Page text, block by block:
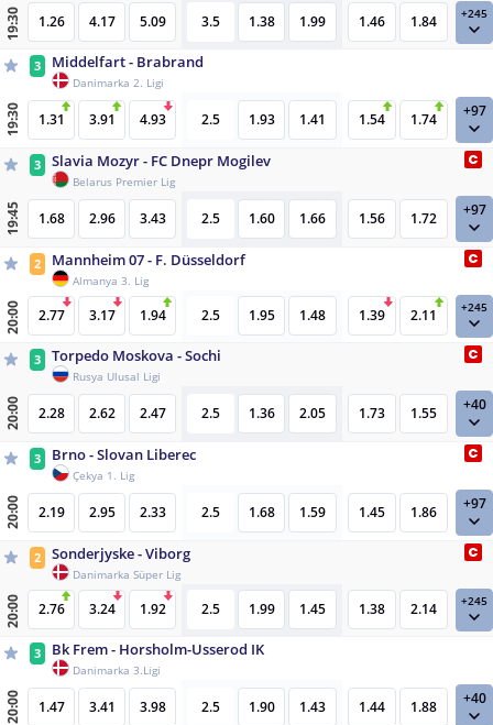
19:30 1.26 4.17 5.09 3.5 1.38 1.99 1.46 1.84 +245
3 Middelfart - Brabrand
Danimarka 2. Ligi
19:30 1.31 3.91 4.93 2.5 1.93 1.41 1.54 1.74 +97
3 Slavia Mozyr - FC Dnepr Mogilev
Belarus Premier Lig
19:45 1.68 2.96 3.43 2.5 1.60 1.66 1.56 1.72 +97
2 Mannheim 07 - F. Düsseldorf
Almanya 3. Lig
20:00 2.77 3.17 1.94 2.5 1.95 1.48 1.39 2.11 +245
3 Torpedo Moskova - Sochi
Rusya Ulusal Ligi
20:00 2.28 2.62 2.47 2.5 1.36 2.05 1.73 1.55 +40
3 Brno - Slovan Liberec
Çekya 1. Lig
20:00 2.19 2.95 2.33 2.5 1.68 1.59 1.45 1.86 +97
2 Sonderjyske - Viborg
Danimarka Süper Lig
20:00 2.76 3.24 1.92 2.5 1.99 1.45 1.38 2.14 +245
3 Bk Frem - Horsholm-Usserod IK
Danimarka 3.Ligi
20:00 1.47 3.41 3.98 2.5 1.90 1.43 1.44 1.88 +40